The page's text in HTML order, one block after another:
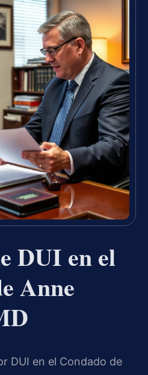
DUI en el
Anne
DUI en el Condado de